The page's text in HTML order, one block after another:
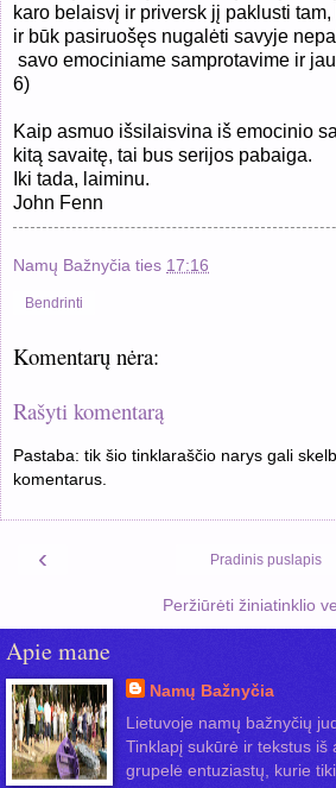
karo belaisvį ir priversk jį paklusti
ir būk pasiruošęs nugalėti savyje
savo emociniame samprotavime ir
6)
Kaip asmuo išsilaisvina iš emocinio
kitą savaitę, tai bus serijos pabaiga.
Iki tada, laiminu.
John Fenn
Namų Bažnyčia ties 17:16
Bendrinti
Komentarų nėra:
Rašyti komentarą
Pastaba: tik šio tinklaraščio narys gali
komentarus.
‹ Pradinis puslapis
Peržiūrėti žiniatinklio
Apie mane
Namų Bažnyčia
Lietuvoje namų bažnyčių
Tinklapį sukūrė ir tekstus iš
grupelė entuziastų, kurie